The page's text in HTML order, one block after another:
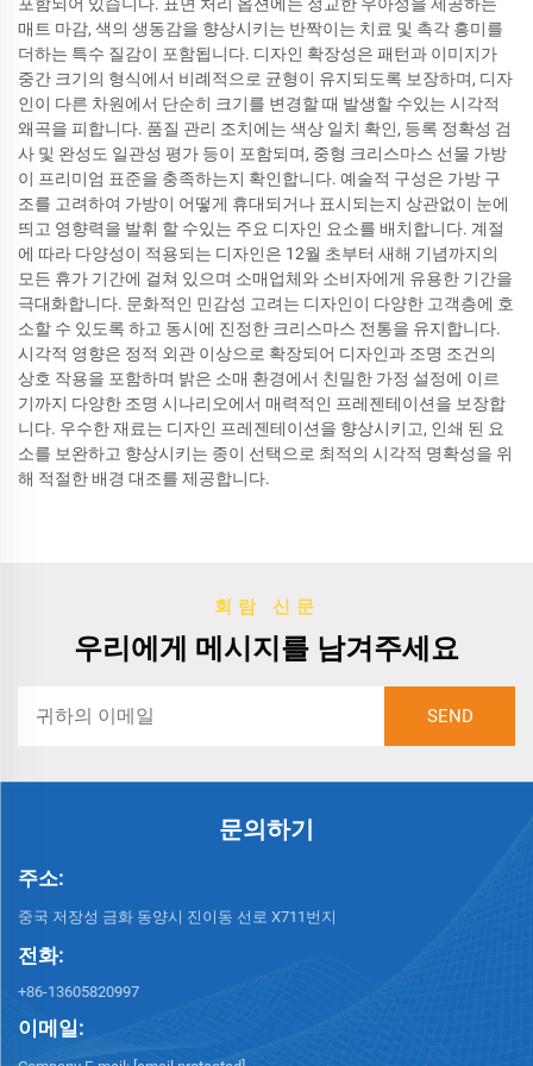
매트 마감, 색의 생동감을 향상시키는 반짝이는 치료 및 촉각 흥미를
더하는 특수 질감이 포함됩니다. 디자인 확장성은 패턴과 이미지가
중간 크기의 형식에서 비례적으로 균형이 유지되도록 보장하며, 디자
인이 다른 차원에서 단순히 크기를 변경할 때 발생할 수있는 시각적
왜곡을 피합니다. 품질 관리 조치에는 색상 일치 확인, 등록 정확성 검
사 및 완성도 일관성 평가 등이 포함되며, 중형 크리스마스 선물 가방
이 프리미엄 표준을 충족하는지 확인합니다. 예술적 구성은 가방 구
조를 고려하여 가방이 어떻게 휴대되거나 표시되는지 상관없이 눈에
띄고 영향력을 발휘 할 수있는 주요 디자인 요소를 배치합니다. 계절
에 따라 다양성이 적용되는 디자인은 12월 초부터 새해 기념까지의
모든 휴가 기간에 걸쳐 있으며 소매업체와 소비자에게 유용한 기간을
극대화합니다. 문화적인 민감성 고려는 디자인이 다양한 고객층에 호
소할 수 있도록 하고 동시에 진정한 크리스마스 전통을 유지합니다.
시각적 영향은 정적 외관 이상으로 확장되어 디자인과 조명 조건의
상호 작용을 포함하며 밝은 소매 환경에서 친밀한 가정 설정에 이르
기까지 다양한 조명 시나리오에서 매력적인 프레젠테이션을 보장합
니다. 우수한 재료는 디자인 프레젠테이션을 향상시키고, 인쇄 된 요
소를 보완하고 향상시키는 종이 선택으로 최적의 시각적 명확성을 위
해 적절한 배경 대조를 제공합니다.
회람 신문
우리에게 메시지를 남겨주세요
문의하기
주소:
중국 저장성 금화 동양시 진이동 선로 X711번지
전화:
+86-13605820997
이메일: